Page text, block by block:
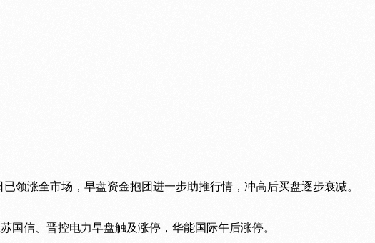
领涨全市场，早盘资金抱团进一步助推行情，冲高后买盘逐步衰减。
国信、晋控电力早盘触及涨停，华能国际午后涨停。